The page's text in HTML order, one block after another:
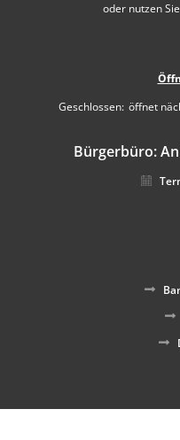
oder nutzen
Klicken, um weitere
Geschlossen: öffnet
Bürgerbüro: